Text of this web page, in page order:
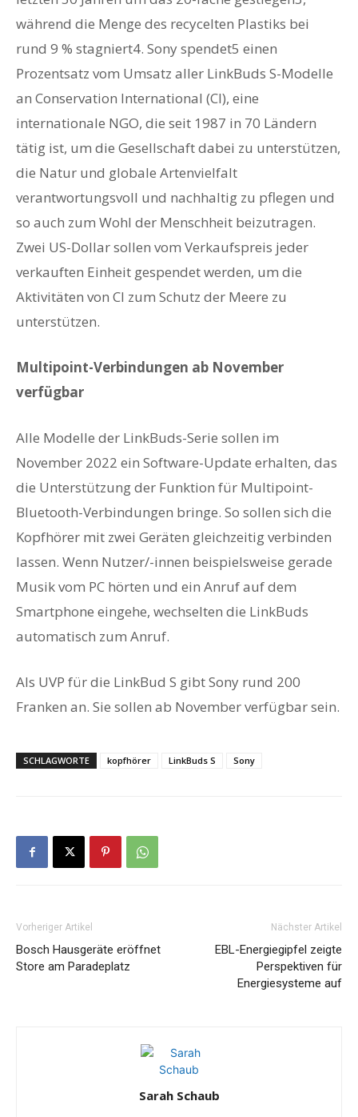
während die Menge des recycelten Plastiks bei
rund 9 % stagniert4. Sony spendet5 einen
Prozentsatz vom Umsatz aller LinkBuds S-Modelle
an Conservation International (CI), eine
internationale NGO, die seit 1987 in 70 Ländern
tätig ist, um die Gesellschaft dabei zu unterstützen,
die Natur und globale Artenvielfalt
verantwortungsvoll und nachhaltig zu pflegen und
so auch zum Wohl der Menschheit beizutragen.
Zwei US-Dollar sollen vom Verkaufspreis jeder
verkauften Einheit gespendet werden, um die
Aktivitäten von CI zum Schutz der Meere zu
unterstützen.
Multipoint-Verbindungen ab November
verfügbar
Alle Modelle der LinkBuds-Serie sollen im
November 2022 ein Software-Update erhalten, das
die Unterstützung der Funktion für Multipoint-
Bluetooth-Verbindungen bringe. So sollen sich die
Kopfhörer mit zwei Geräten gleichzeitig verbinden
lassen. Wenn Nutzer/-innen beispielsweise gerade
Musik vom PC hörten und ein Anruf auf dem
Smartphone eingehe, wechselten die LinkBuds
automatisch zum Anruf.
Als UVP für die LinkBud S gibt Sony rund 200
Franken an. Sie sollen ab November verfügbar sein.
SCHLAGWORTE kopfhörer LinkBuds S Sony
Vorheriger Artikel
Bosch Hausgeräte eröffnet
Store am Paradeplatz
Nächster Artikel
EBL-Energiegipfel zeigte
Perspektiven für
Energiesysteme auf
Sarah Schaub